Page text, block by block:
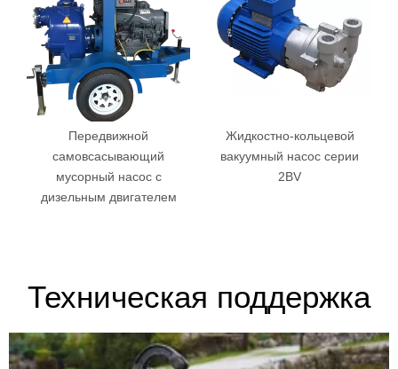
Передвижной
самовсасывающий
мусорный насос с
дизельным двигателем
Жидкостно-кольцевой
вакуумный насос серии
2BV
Техническая поддержка